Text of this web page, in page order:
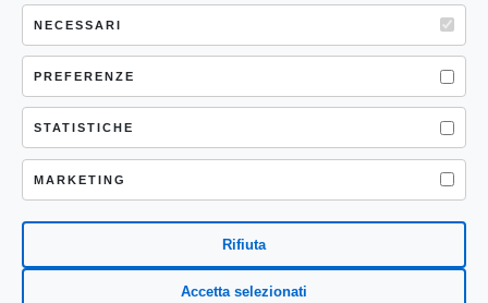
NECESSARI
PREFERENZE
STATISTICHE
MARKETING
Rifiuta
Accetta selezionati
giornalistica di proprietà di Mastino S.R.L.
Registrazione presso Trib. Santa Maria
Capua Vetere (CE) n° 900 del 31/01/2025 |
ISSN 3103-4683
P.IVA: 04755530617
Sede Legale: CASERTA – VIA LORENZO MARIA
NERONI 11 CAP 81100